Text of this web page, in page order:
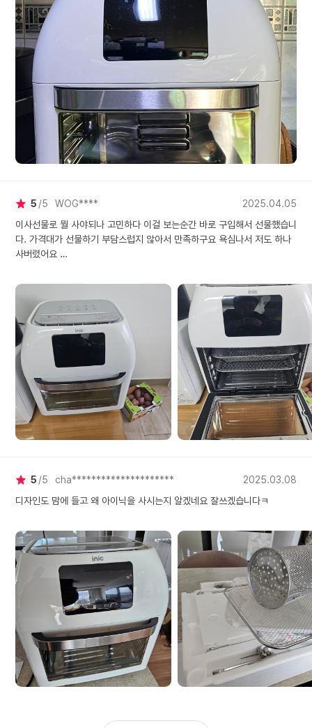
5 5 WOG****
2025.04.05
이사선물로 뭘 사야되나 고민하다 이걸 보는순간 바로 구입해서 선물했습니
다. 가격대가 선물하기 부담스럽지 않아서 만족하구요 욕심나서 저도 하나
사버렸어요
5 5 cha*********************
2025.03.08
디자인도 맘에 들고 왜 아이닉을 사시는지 알겠네요 잘쓰겠습니다ㅋ